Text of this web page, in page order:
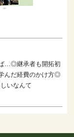
…◎継承者も開拓初
んだ経費のかけ方◎
いなんて